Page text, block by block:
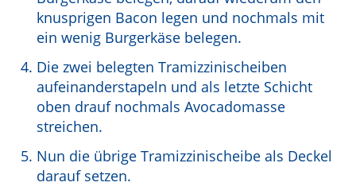
knusprigen Bacon legen und nochmals mit
ein wenig Burgerkäse belegen.
Die zwei belegten Tramizzinischeiben
aufeinanderstapeln und als letzte Schicht
oben drauf nochmals Avocadomasse
streichen.
Nun die übrige Tramizzinischeibe als Deckel
darauf setzen.